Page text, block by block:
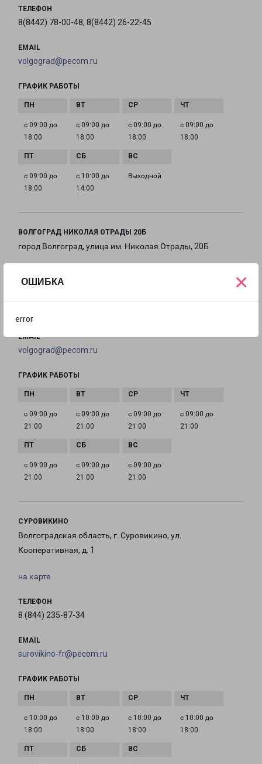
ОШИБКА
error
×
ТЕЛЕФОН
8(8442) 78-00-48, 8(8442) 26-22-45
EMAIL
volgograd@pecom.ru
ГРАФИК РАБОТЫ
с 09:00 до
18:00
с 09:00 до
18:00
с 09:00 до
18:00
с 09:00 до
18:00
с 09:00 до
18:00
с 10:00 до
14:00
Выходной
ВОЛГОГРАД НИКОЛАЯ ОТРАДЫ 20Б
город Волгоград, улица им. Николая Отрады, 20Б
EMAIL
volgograd@pecom.ru
ГРАФИК РАБОТЫ
с 09:00 до
21:00
с 09:00 до
21:00
с 09:00 до
21:00
с 09:00 до
21:00
с 09:00 до
21:00
с 09:00 до
21:00
с 09:00 до
21:00
СУРОВИКИНО
Волгоградская область, г. Суровикино, ул.
Кооперативная, д. 1
на карте
ТЕЛЕФОН
8 (844) 235-87-34
EMAIL
surovikino-fr@pecom.ru
ГРАФИК РАБОТЫ
с 10:00 до
18:00
с 10:00 до
18:00
с 10:00 до
18:00
с 10:00 до
18:00